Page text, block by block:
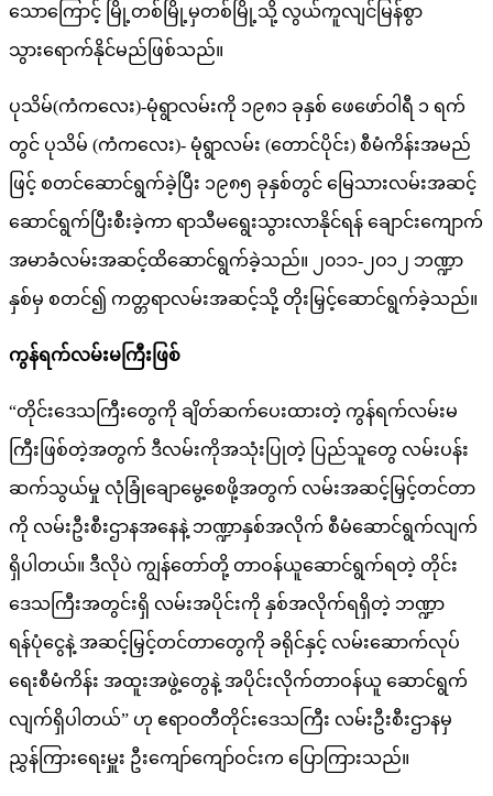
သောကြောင့် မြို့တစ်မြို့မှတစ်မြို့သို့ လွယ်ကူလျင်မြန်စွာ
သွားရောက်နိုင်မည်ဖြစ်သည်။
ပုသိမ်(ကံကလေး)-မုံရွာလမ်းကို ၁၉၈၁ ခုနှစ် ဖေဖော်ဝါရီ ၁ ရက်
တွင် ပုသိမ် (ကံကလေး)- မုံရွာလမ်း (တောင်ပိုင်း) စီမံကိန်းအမည်
ဖြင့် စတင်ဆောင်ရွက်ခဲ့ပြီး ၁၉၈၅ ခုနှစ်တွင် မြေသားလမ်းအဆင့်
ဆောင်ရွက်ပြီးစီးခဲ့ကာ ရာသီမရွေးသွားလာနိုင်ရန် ချောင်းကျောက်
အမာခံလမ်းအဆင့်ထိဆောင်ရွက်ခဲ့သည်။ ၂၀၁၁-၂၀၁၂ ဘဏ္ဍာ
နှစ်မှ စတင်၍ ကတ္တရာလမ်းအဆင့်သို့ တိုးမြှင့်ဆောင်ရွက်ခဲ့သည်။
ကွန်ရက်လမ်းမကြီးဖြစ်
“တိုင်းဒေသကြီးတွေကို ချိတ်ဆက်ပေးထားတဲ့ ကွန်ရက်လမ်းမ
ကြီးဖြစ်တဲ့အတွက် ဒီလမ်းကိုအသုံးပြုတဲ့ ပြည်သူတွေ လမ်းပန်း
ဆက်သွယ်မှု လုံခြုံချောမွေ့စေဖို့အတွက် လမ်းအဆင့်မြှင့်တင်တာ
ကို လမ်းဦးစီးဌာနအနေနဲ့ ဘဏ္ဍာနှစ်အလိုက် စီမံဆောင်ရွက်လျက်
ရှိပါတယ်။ ဒီလိုပဲ ကျွန်တော်တို့ တာဝန်ယူဆောင်ရွက်ရတဲ့ တိုင်း
ဒေသကြီးအတွင်းရှိ လမ်းအပိုင်းကို နှစ်အလိုက်ရရှိတဲ့ ဘဏ္ဍာ
ရန်ပုံငွေနဲ့ အဆင့်မြှင့်တင်တာတွေကို ခရိုင်နှင့် လမ်းဆောက်လုပ်
ရေးစီမံကိန်း အထူးအဖွဲ့တွေနဲ့ အပိုင်းလိုက်တာဝန်ယူ ဆောင်ရွက်
လျက်ရှိပါတယ်” ဟု ဧရာဝတီတိုင်းဒေသကြီး လမ်းဦးစီးဌာနမှ
ညွှန်ကြားရေးမှူး ဦးကျော်ကျော်ဝင်းက ပြောကြားသည်။